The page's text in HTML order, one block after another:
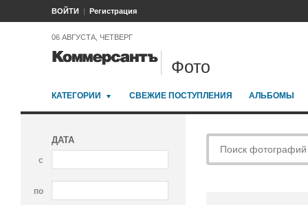
ВОЙТИ Регистрация
06 АВГУСТА, ЧЕТВЕРГ
Фото
КАТЕГОРИИ СВЕЖИЕ ПОСТУПЛЕНИЯ АЛЬБОМЫ
ДАТА
с
по